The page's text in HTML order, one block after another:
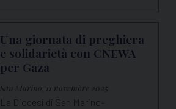
Una giornata di preghiera
e solidarietà con CNEWA
per Gaza
San Marino, 11 novembre 2025
La Diocesi di San Marino-